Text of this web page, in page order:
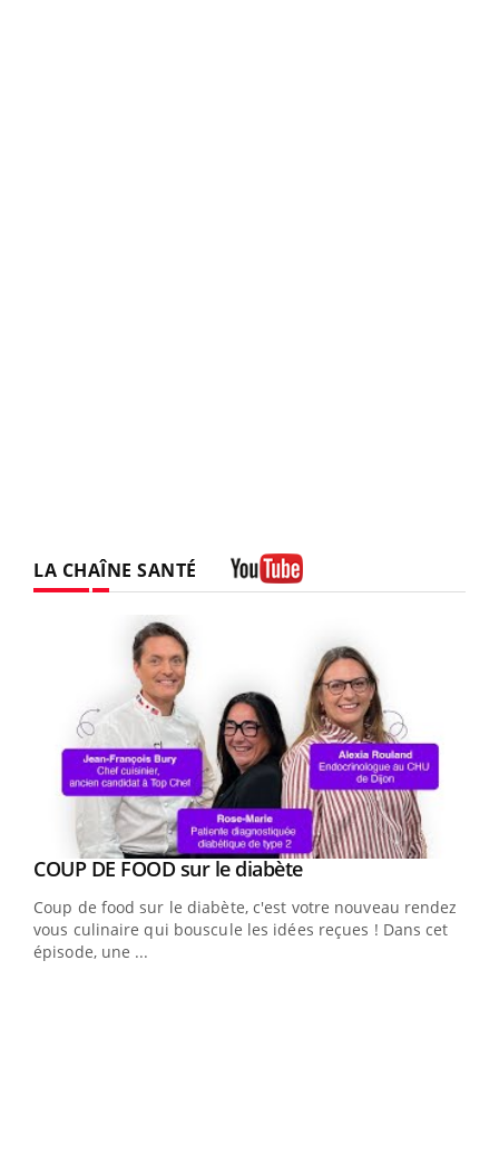
LA CHAÎNE SANTÉ
Youtube
COUP DE FOOD sur le diabèteYoutube
Coup de food sur le diabète, c'est votre nouveau rendez-
vous culinaire qui bouscule les idées reçues ! Dans cet
épisode, une ...